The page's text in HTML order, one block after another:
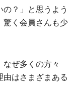
の？」と思うよう
驚く会員さんも少
ぜ多くの方々
由はさまざまある